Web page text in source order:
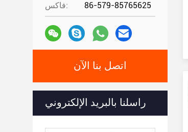
فاكس: 86-579-85765625
اتصل بنا الآن
راسلنا بالبريد الإلكتروني